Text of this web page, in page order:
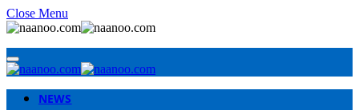
Close Menu
NEWS